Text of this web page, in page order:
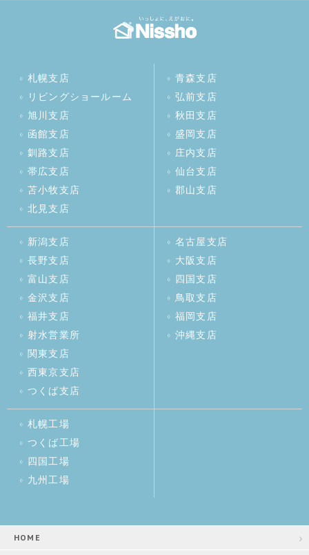
札幌支店
リビングショールーム
旭川支店
函館支店
釧路支店
帯広支店
苫小牧支店
北見支店
青森支店
弘前支店
秋田支店
盛岡支店
庄内支店
仙台支店
郡山支店
新潟支店
長野支店
富山支店
金沢支店
福井支店
射水営業所
関東支店
西東京支店
つくば支店
名古屋支店
大阪支店
四国支店
鳥取支店
福岡支店
沖縄支店
札幌工場
つくば工場
四国工場
九州工場
HOME